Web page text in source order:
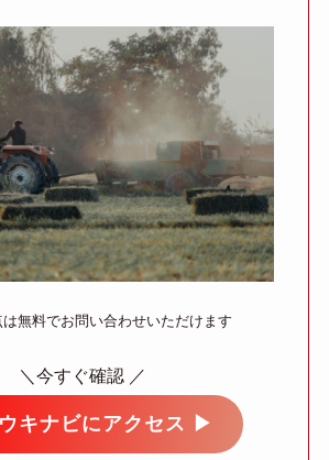
無料でお問い合わせいただけます
＼今すぐ確認 ／
キナビにアクセス ▶︎